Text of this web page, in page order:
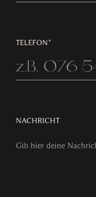
TELEFON*
NACHRICHT